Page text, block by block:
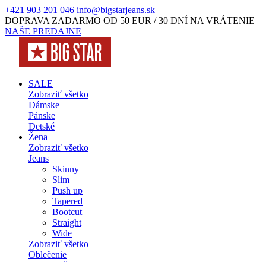
+421 903 201 046 info@bigstarjeans.sk
DOPRAVA ZADARMO OD 50 EUR / 30 DNÍ NA VRÁTENIE
NAŠE PREDAJNE
SALE
Zobraziť všetko
Dámske
Pánske
Detské
Žena
Zobraziť všetko
Jeans
Skinny
Slim
Push up
Tapered
Bootcut
Straight
Wide
Zobraziť všetko
Oblečenie